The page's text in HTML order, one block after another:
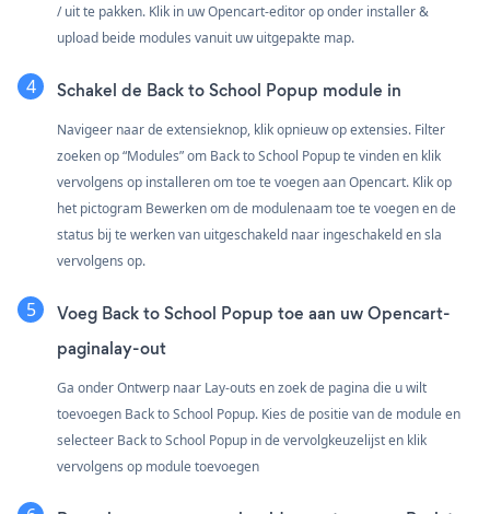
/ uit te pakken. Klik in uw Opencart-editor op onder installer &
upload beide modules vanuit uw uitgepakte map.
Schakel de Back to School Popup module in
Navigeer naar de extensieknop, klik opnieuw op extensies. Filter
zoeken op “Modules” om Back to School Popup te vinden en klik
vervolgens op installeren om toe te voegen aan Opencart. Klik op
het pictogram Bewerken om de modulenaam toe te voegen en de
status bij te werken van uitgeschakeld naar ingeschakeld en sla
vervolgens op.
Voeg Back to School Popup toe aan uw Opencart-
paginalay-out
Ga onder Ontwerp naar Lay-outs en zoek de pagina die u wilt
toevoegen Back to School Popup. Kies de positie van de module en
selecteer Back to School Popup in de vervolgkeuzelijst en klik
vervolgens op module toevoegen